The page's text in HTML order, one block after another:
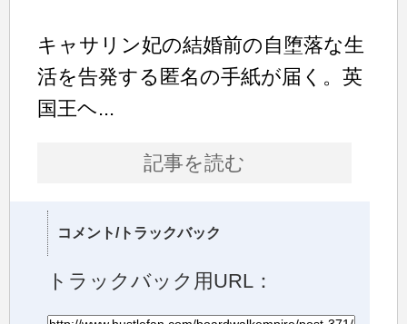
キャサリン妃の結婚前の自堕落な生
活を告発する匿名の手紙が届く。英
国王ヘ...
記事を読む
コメント/トラックバック
トラックバック用URL：